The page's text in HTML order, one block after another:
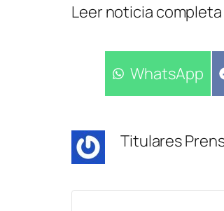
Leer noticia
Compartir
WhatsApp
Titulares